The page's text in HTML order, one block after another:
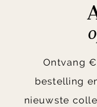
Ontvang
bestelling
nieuwste